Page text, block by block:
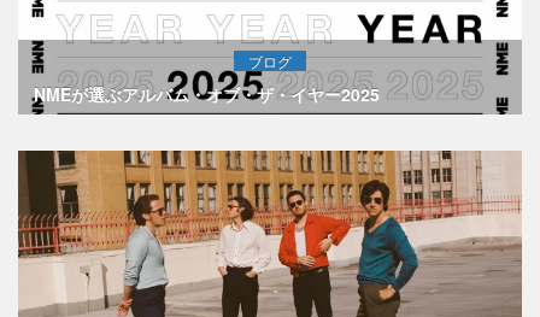
ブログ
NMEが選ぶアルバム・オブ・ザ・イヤー2025